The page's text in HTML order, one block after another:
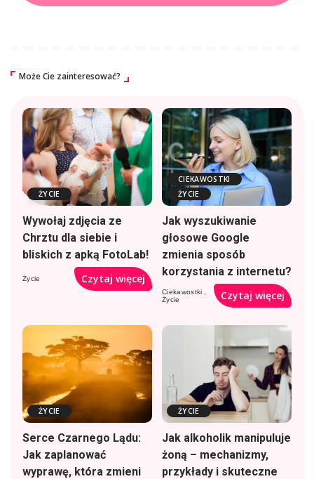
Może Cie zainteresować?
ŻYCIE
Wywołaj zdjęcia ze
Chrztu dla siebie i
bliskich z apką FotoLab!
Życie Czytaj więcej
CIEKAWOSTKI
ŻYCIE
Jak wyszukiwanie
głosowe Google
zmienia sposób
korzystania z internetu?
Ciekawostki
Życie
Czytaj więcej
ŻYCIE
Serce Czarnego Lądu:
Jak zaplanować
wyprawę, która zmieni
ŻYCIE
Jak alkoholik manipuluje
żoną – mechanizmy,
przykłady i skuteczne